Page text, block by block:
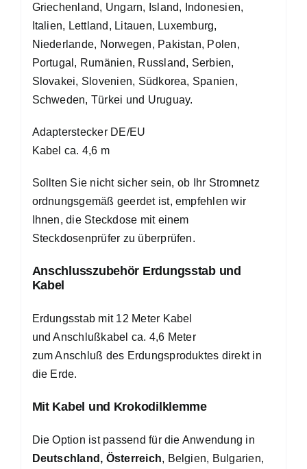
Griechenland, Ungarn, Island, Indonesien,
Italien, Lettland, Litauen, Luxemburg,
Niederlande, Norwegen, Pakistan, Polen,
Portugal, Rumänien, Russland, Serbien,
Slovakei, Slovenien, Südkorea, Spanien,
Schweden, Türkei und Uruguay.
Adapterstecker DE/EU
Kabel ca. 4,6 m
Sollten Sie nicht sicher sein, ob Ihr Stromnetz
ordnungsgemäß geerdet ist, empfehlen wir
Ihnen, die Steckdose mit einem
Steckdosenprüfer zu überprüfen.
Anschlusszubehör Erdungsstab und
Kabel
Erdungsstab mit 12 Meter Kabel
und Anschlußkabel ca. 4,6 Meter
zum Anschluß des Erdungsproduktes direkt in
die Erde.
Mit Kabel und Krokodilklemme
Die Option ist passend für die Anwendung in
Deutschland, Österreich, Belgien, Bulgarien,